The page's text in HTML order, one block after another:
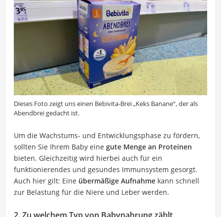
Dieses Foto zeigt uns einen Bebivita-Brei „Keks Banane“, der als
Abendbrei gedacht ist.
Um die Wachstums- und Entwicklungsphase zu fördern,
sollten Sie Ihrem Baby eine gute Menge an Proteinen
bieten. Gleichzeitig wird hierbei auch für ein
funktionierendes und gesundes Immunsystem gesorgt.
Auch hier gilt: Eine übermäßige Aufnahme kann schnell
zur Belastung für die Niere und Leber werden.